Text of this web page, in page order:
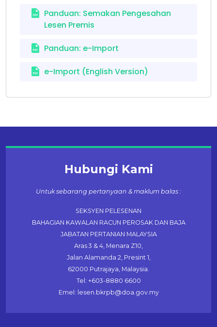
Panduan: Semakan Pengesahan
Lesen Premis
Panduan: e-Import
e-Import (English Version)
Hubungi Kami
Untuk sebarang pertanyaan & maklum balas :
SEKSYEN PELESENAN
BAHAGIAN KAWALAN RACUN PEROSAK DAN BAJA
JABATAN PERTANIAN MALAYSIA
Aras 3 & 4, Menara Z10,
Jalan Alamanda 2, Presint 1,
62000 Putrajaya, Malaysia.
Tel: +603-8880 6600
Emel: lesen.bkrpb@doa.gov.my